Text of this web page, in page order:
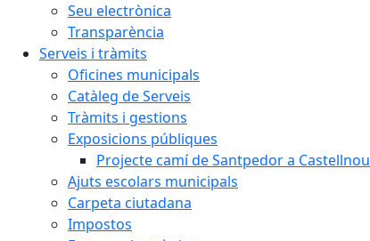
Seu electrònica
Transparència
Serveis i tràmits
Oficines municipals
Catàleg de Serveis
Tràmits i gestions
Exposicions públiques
Projecte camí de Santpedor a
Ajuts escolars municipals
Carpeta ciutadana
Impostos